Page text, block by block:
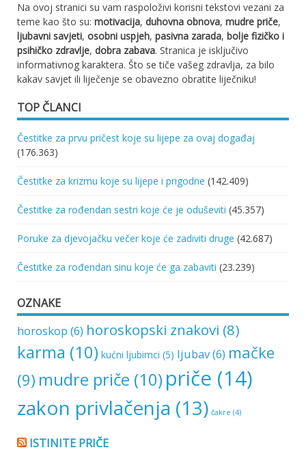
Na ovoj stranici su vam raspoloživi korisni tekstovi vezani za
teme kao što su: motivacija, duhovna obnova, mudre priče,
ljubavni savjeti, osobni uspjeh, pasivna zarada, bolje fizičko i
psihičko zdravlje, dobra zabava. Stranica je isključivo
informativnog karaktera. Što se tiče vašeg zdravlja, za bilo
kakav savjet ili liječenje se obavezno obratite liječniku!
TOP ČLANCI
Čestitke za prvu pričest koje su lijepe za ovaj događaj
(176.363)
Čestitke za krizmu koje su lijepe i prigodne (142.409)
Čestitke za rođendan sestri koje će je oduševiti (45.357)
Poruke za djevojačku večer koje će zadiviti druge (42.687)
Čestitke za rođendan sinu koje će ga zabaviti (23.239)
OZNAKE
horoskop (6) horoskopski znakovi (8)
karma (10) kućni ljubimci (5) ljubav(6) mačke
(9) mudre priče (10) priče (14)
zakon privlačenja (13) čakre (4)
ISTINITE PRIČE